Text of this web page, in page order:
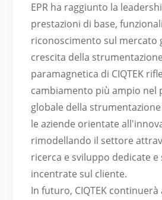
EPR ha raggiunto la
prestazioni di base,
riconoscimento sul mercato
crescita della
paramagnetica di CIQTEK
cambiamento più ampio nel
globale della
le aziende orientate
rimodellando il settore
ricerca e sviluppo dedicate e
incentrate sul cliente.
In futuro, CIQTEK